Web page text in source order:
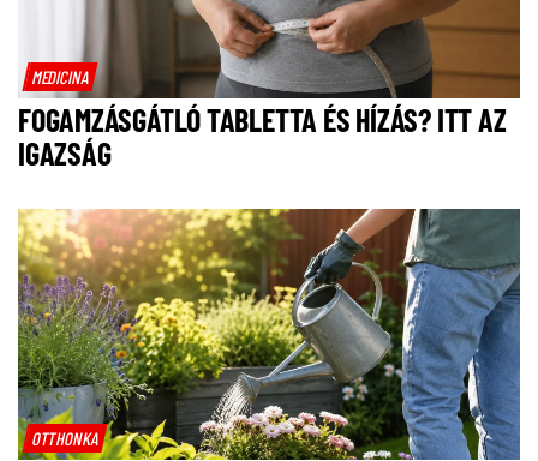
MEDICINA
FOGAMZÁSGÁTLÓ TABLETTA ÉS HÍZÁS? ITT AZ
IGAZSÁG
OTTHONKA